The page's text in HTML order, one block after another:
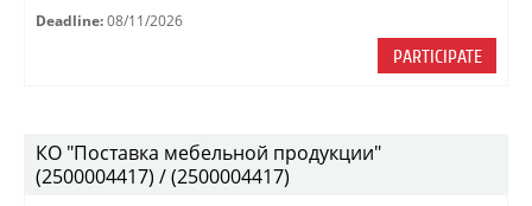
Deadline: 08/11/2026
PARTICIPATE
КО "Поставка мебельной продукции"
(2500004417) / (2500004417)